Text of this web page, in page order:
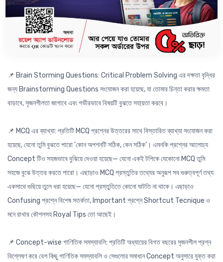
📌 সেরা স্কুলসমূহের বাছাইকৃত সৃজনশীল প্রশ্নোত্তর: শীর্ষস্থানীয় স্কুলসমূহের বিগত
বছরগুলোর Test পরীক্ষার গুরুত্বপূর্ণ Conceptual সৃজনশীল প্রশ্নোত্তর অধ্যায়ভিত্তিক
সংযোজন করা হয়েছে, যাতে তুমি অধ্যায়ের সকল Concept বুঝে পরীক্ষার পূর্ণাঙ্গ প্রস্তুতি নিতে
পারো এবং প্রচুর Practice করতে পারো।
📌 Brain Storming Questions: Critical Problem Solving এর দক্ষতা বৃদ্ধির
জন্য Brainstorming Questions সংযোজন করা হয়েছে, যা তোমার চিন্তা করার ক্ষমতা
বাড়াবে, সৃজনশীলতা জাগাবে এবং গভীরভাবে বিষয়টি বুঝতে সহায়তা করবে।
📌 MCQ এর ব্যাখ্যা: প্রতিটি MCQ প্রশ্নের উত্তরের সাথে বিস্তারিত ব্যাখ্যা সংযোজন করা
হয়েছে, যেনো তুমি বুঝতে পারো 'কোন অপশনটি সঠিক, কেন সঠিক'। এমনকি প্রশ্নের আলোচ্য
Concept টিও সহজভাবে বুঝিয়ে দেওয়া হয়েছে— যেনো একই টপিকে যেকোনো MCQ তুমি
সহজে বুঝে উত্তর করতে পারো। এছাড়াও MCQ প্রস্তুতির তথ্যের অনুরূপ সব গুরুত্বপূর্ণ তথ্য
একসাথে গুছিয়ে তুলে ধরা হয়েছে— যেনো প্রস্তুতিতে কোনো ঘাটতি না থাকে। এছাড়াও
Confusing প্রশ্নে বিশেষ সতর্কতা, Important প্রশ্নে Shortcut Tecnique ও
মনে রাখার কৌশলসহ Royal Tips তো আছেই।
📌 Concept-wise গাণিতিক সমস্যাবলি: প্রতিটি অধ্যায়ের বিগত বছরের সৃজনশীল প্রশ্ন
বিশ্লেষণ করে বেশ কিছু গাণিতিক সমস্যাবলি ও সেগুলোর সমাধান Concept অনুসারে যুক্ত করা